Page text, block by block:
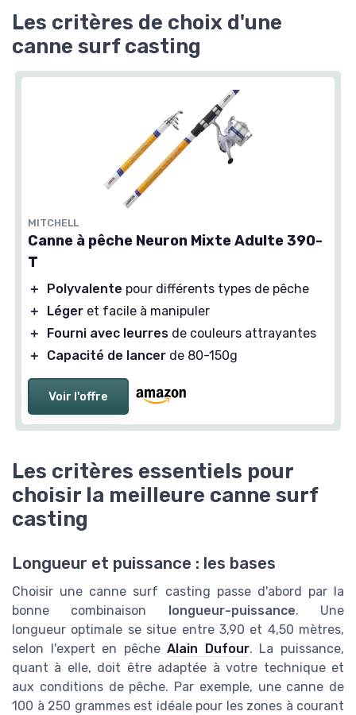
Les critères de choix d'une
canne surf casting
MITCHELL
Canne à pêche Neuron Mixte Adulte 390-
T
＋ Polyvalente pour différents types de pêche
＋
Léger et facile à manipuler
＋
Fourni avec leurres de couleurs attrayantes
＋
Capacité de lancer de 80-150g
Voir l'offre
Les critères essentiels pour
choisir la meilleure canne surf
casting
Longueur et puissance : les bases
Choisir une canne surf casting passe d'abord par la
bonne combinaison longueur-puissance. Une
longueur optimale se situe entre 3,90 et 4,50 mètres,
selon l'expert en pêcheAlain Dufour. La puissance,
quant à elle, doit être adaptée à votre technique et
aux conditions de pêche. Par exemple, une canne de
100 à 250 grammes est idéale pour les zones à courant